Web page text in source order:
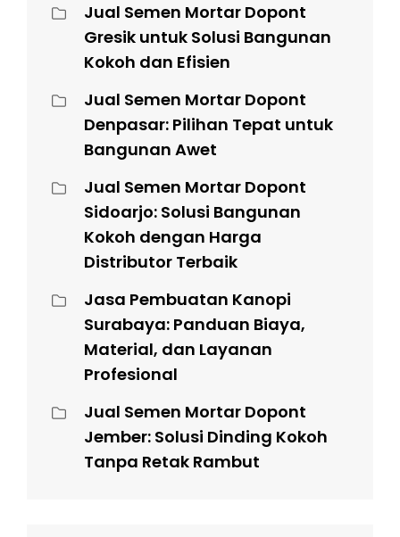
Jual Semen Mortar Dopont
Gresik untuk Solusi Bangunan
Kokoh dan Efisien
Jual Semen Mortar Dopont
Denpasar: Pilihan Tepat untuk
Bangunan Awet
Jual Semen Mortar Dopont
Sidoarjo: Solusi Bangunan
Kokoh dengan Harga
Distributor Terbaik
Jasa Pembuatan Kanopi
Surabaya: Panduan Biaya,
Material, dan Layanan
Profesional
Jual Semen Mortar Dopont
Jember: Solusi Dinding Kokoh
Tanpa Retak Rambut